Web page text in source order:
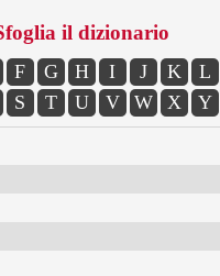
il dizionario
F G H I J K L
S T U V W X Y